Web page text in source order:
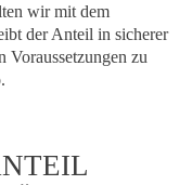
wir mit dem
der Anteil in sicherer
Voraussetzungen zu